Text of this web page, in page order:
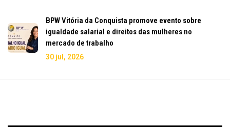
BPW Vitória da Conquista promove evento sobre
igualdade salarial e direitos das mulheres no
mercado de trabalho
30 jul, 2026